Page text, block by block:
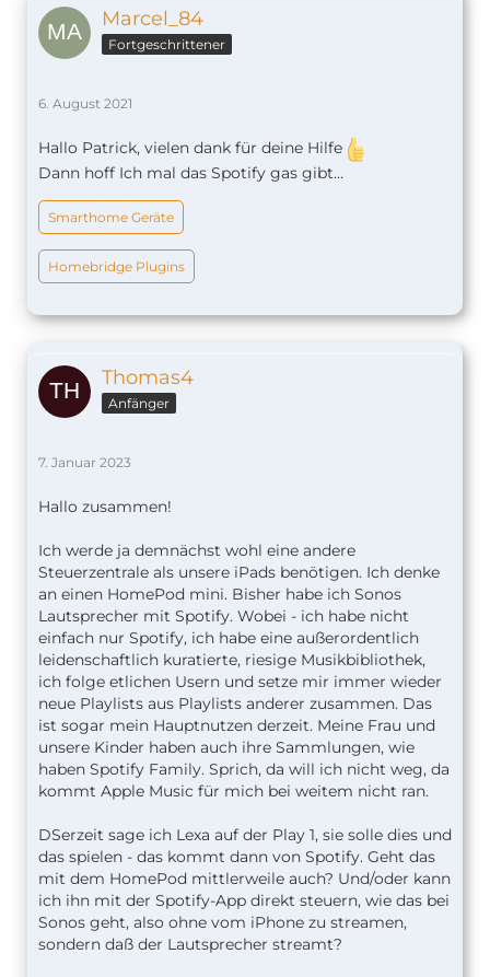
Marcel_84
Fortgeschrittener
6. August 2021
Hallo Patrick, vielen dank für deine Hilfe
Dann hoff Ich mal das Spotify gas gibt…
Smarthome Geräte
Homebridge Plugins
Thomas4
Anfänger
7. Januar 2023
Hallo zusammen!
Ich werde ja demnächst wohl eine andere
Steuerzentrale als unsere iPads benötigen. Ich denke
an einen HomePod mini. Bisher habe ich Sonos
Lautsprecher mit Spotify. Wobei - ich habe nicht
einfach nur Spotify, ich habe eine außerordentlich
leidenschaftlich kuratierte, riesige Musikbibliothek,
ich folge etlichen Usern und setze mir immer wieder
neue Playlists aus Playlists anderer zusammen. Das
ist sogar mein Hauptnutzen derzeit. Meine Frau und
unsere Kinder haben auch ihre Sammlungen, wie
haben Spotify Family. Sprich, da will ich nicht weg, da
kommt Apple Music für mich bei weitem nicht ran.
DSerzeit sage ich Lexa auf der Play 1, sie solle dies und
das spielen - das kommt dann von Spotify. Geht das
mit dem HomePod mittlerweile auch? Und/oder kann
ich ihn mit der Spotify-App direkt steuern, wie das bei
Sonos geht, also ohne vom iPhone zu streamen,
sondern daß der Lautsprecher streamt?